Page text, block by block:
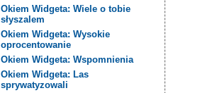
Okiem Widgeta: Wiele o tobie
słyszalem
Okiem Widgeta: Wysokie
oprocentowanie
Okiem Widgeta: Wspomnienia
Okiem Widgeta: Las
sprywatyzowali